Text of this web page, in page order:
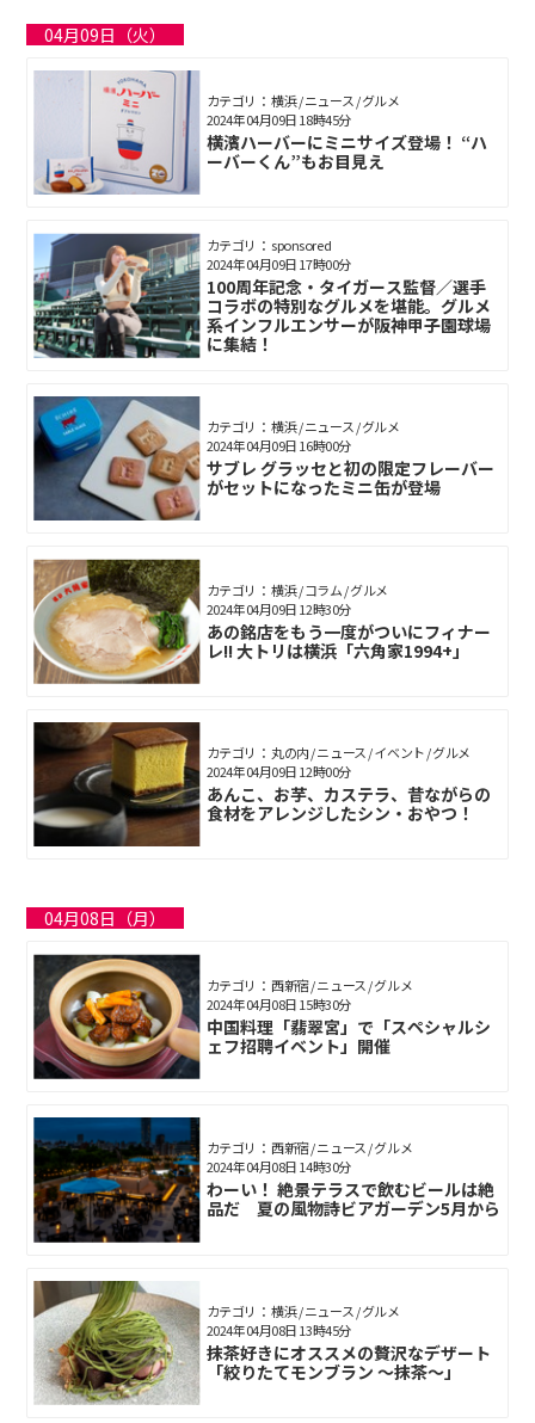
04月09日（火）
カテゴリ： 横浜 / ニュース / グルメ
横濱ハーバーにミニサイズ登場！ “ハ
ーバーくん”もお目見え
2024年04月09日 18時45分
カテゴリ： sponsored
100周年記念・タイガース監督／選手
コラボの特別なグルメを堪能。グルメ
系インフルエンサーが阪神甲子園球場
に集結！
2024年04月09日 17時00分
カテゴリ： 横浜 / ニュース / グルメ
サブレ グラッセと初の限定フレーバー
がセットになったミニ缶が登場
2024年04月09日 16時00分
カテゴリ： 横浜 / コラム / グルメ
あの銘店をもう一度がついにフィナー
レ!! 大トリは横浜「六角家1994+」
2024年04月09日 12時30分
カテゴリ： 丸の内 / ニュース / イベント / グルメ
あんこ、お芋、カステラ、昔ながらの
食材をアレンジしたシン・おやつ！
2024年04月09日 12時00分
04月08日（月）
カテゴリ： 西新宿 / ニュース / グルメ
中国料理「翡翠宮」で「スペシャルシ
ェフ招聘イベント」開催
2024年04月08日 15時30分
カテゴリ： 西新宿 / ニュース / グルメ
わーい！ 絶景テラスで飲むビールは絶
品だ 夏の風物詩ビアガーデン5月から
2024年04月08日 14時30分
カテゴリ： 横浜 / ニュース / グルメ
抹茶好きにオススメの贅沢なデザート
「絞りたてモンブラン ～抹茶～」
2024年04月08日 13時45分